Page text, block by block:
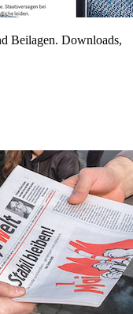
Beilagen. Downloads,